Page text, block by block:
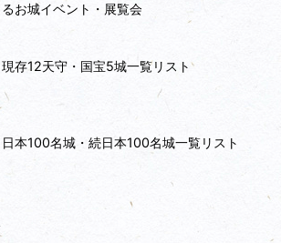
るお城イベント・展覧会
現存12天守・国宝5城一覧リスト
日本100名城・続日本100名城一覧リスト